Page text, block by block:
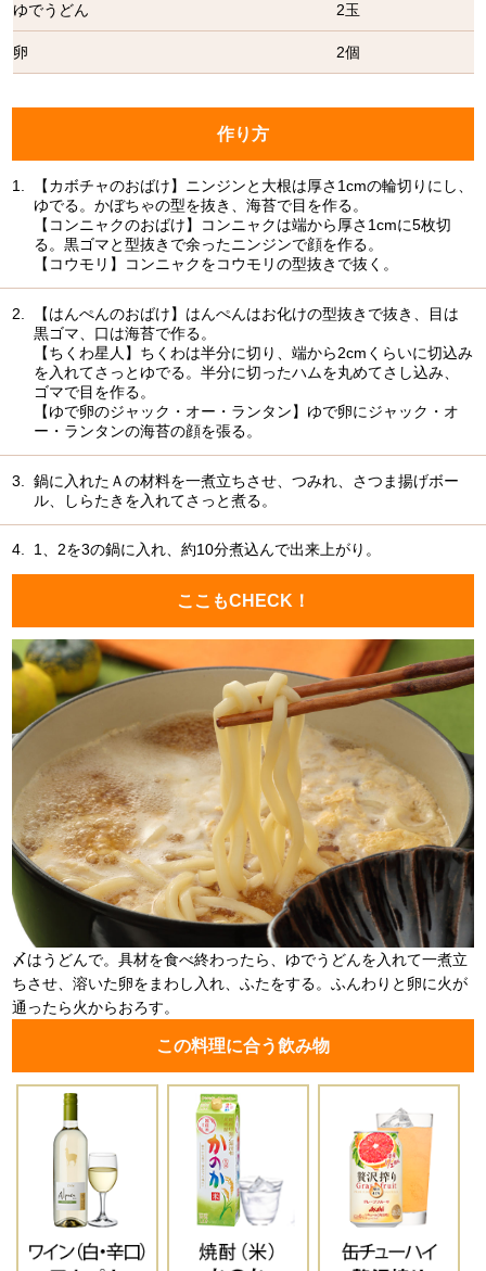
ゆでうどん 2玉
卵 2個
作り方
1.
【カボチャのおばけ】ニンジンと大根は厚さ1cmの輪切りにし、
ゆでる。かぼちゃの型を抜き、海苔で目を作る。
【コンニャクのおばけ】コンニャクは端から厚さ1cmに5枚切
る。黒ゴマと型抜きで余ったニンジンで顔を作る。
【コウモリ】コンニャクをコウモリの型抜きで抜く。
2.
【はんぺんのおばけ】はんぺんはお化けの型抜きで抜き、目は
黒ゴマ、口は海苔で作る。
【ちくわ星人】ちくわは半分に切り、端から2cmくらいに切込み
を入れてさっとゆでる。半分に切ったハムを丸めてさし込み、
ゴマで目を作る。
【ゆで卵のジャック・オー・ランタン】ゆで卵にジャック・オ
ー・ランタンの海苔の顔を張る。
3.
鍋に入れたＡの材料を一煮立ちさせ、つみれ、さつま揚げボー
ル、しらたきを入れてさっと煮る。
4. 1、2を3の鍋に入れ、約10分煮込んで出来上がり。
ここもCHECK！
〆はうどんで。具材を食べ終わったら、ゆでうどんを入れて一煮立
ちさせ、溶いた卵をまわし入れ、ふたをする。ふんわりと卵に火が
通ったら火からおろす。
この料理に合う飲み物